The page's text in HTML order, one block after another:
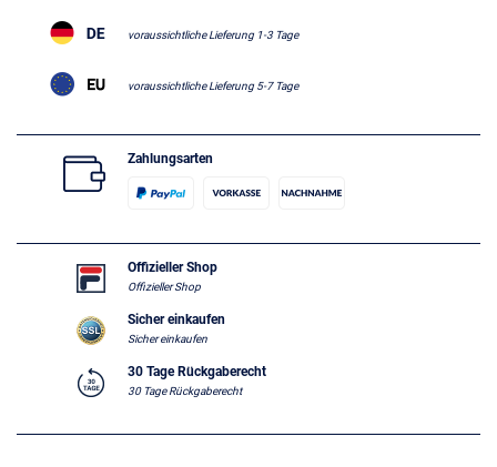
voraussichtliche Lieferung 1-3 Tage
voraussichtliche Lieferung 5-7 Tage
Zahlungsarten
Offizieller Shop
Offizieller Shop
Sicher einkaufen
Sicher einkaufen
30 Tage Rückgaberecht
30 Tage Rückgaberecht